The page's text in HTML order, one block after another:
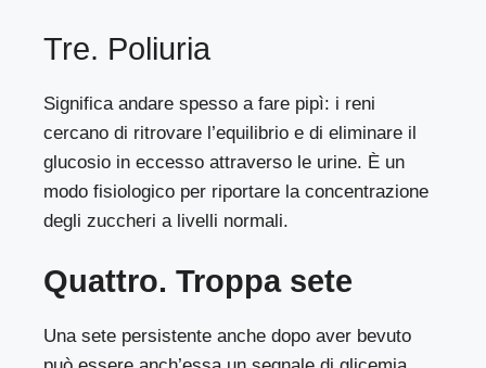
Tre. Poliuria
Significa andare spesso a fare pipì: i reni
cercano di ritrovare l’equilibrio e di eliminare il
glucosio in eccesso attraverso le urine. È un
modo fisiologico per riportare la concentrazione
degli zuccheri a livelli normali.
Quattro. Troppa sete
Una sete persistente anche dopo aver bevuto